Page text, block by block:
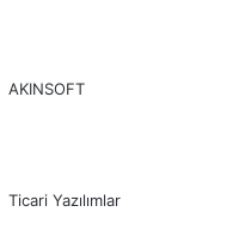
AKINSOFT
Ticari Yazılımlar